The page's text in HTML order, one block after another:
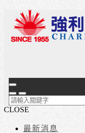
CLOSE
最新消息